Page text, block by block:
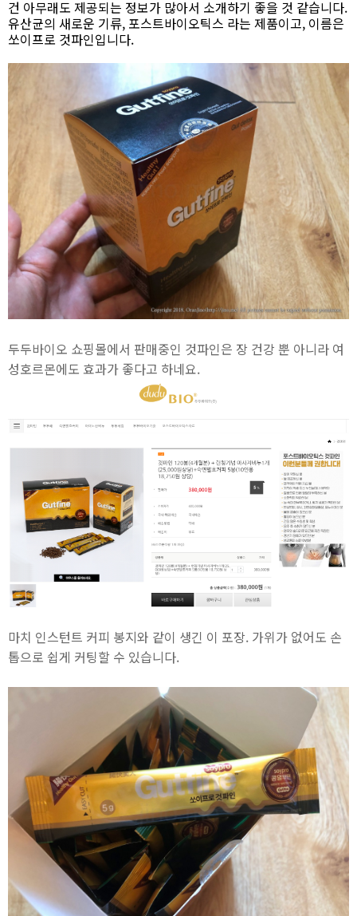
건 아무래도 제공되는 정보가 많아서 소개하기 좋을 것 같습니다.
유산균의 새로운 기류, 포스트바이오틱스 라는 제품이고, 이름은
쏘이프로 것파인입니다.
두두바이오 쇼핑몰에서 판매중인 것파인은 장 건강 뿐 아니라 여
성호르몬에도 효과가 좋다고 하네요.
마치 인스턴트 커피 봉지와 같이 생긴 이 포장. 가위가 없어도 손
톱으로 쉽게 커팅할 수 있습니다.